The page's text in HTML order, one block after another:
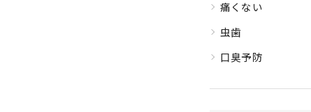
痛くない
虫歯
口臭予防